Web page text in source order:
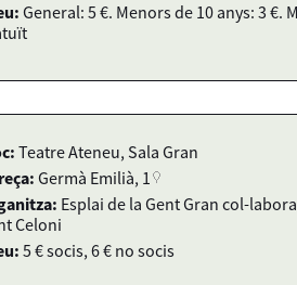
General: 5 €. Menors de 10 anys: 3 €.
Teatre Ateneu, Sala Gran
Germà Emilià, 1
Esplai de la Gent Gran col-
Celoni
5 € socis, 6 € no socis